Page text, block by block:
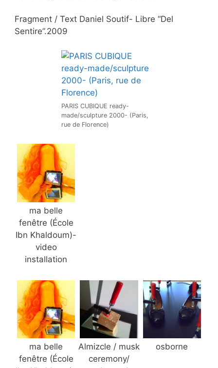
Fragment / Text Daniel Soutif- Libre “Del
Sentire”.2009
PARIS CUBIQUE ready-
made/sculpture 2000- (Paris,
rue de Florence)
ma belle
fenêtre (École
Ibn Khaldoum)-
video
installation
ma belle
fenêtre (École
Almizcle / musk
ceremony/
osborne